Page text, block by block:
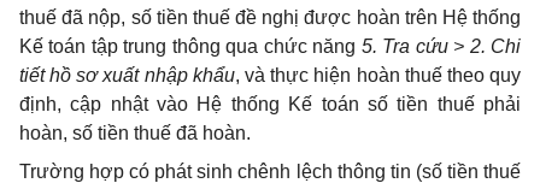
thuế đã nộp, số tiền thuế đề nghị được hoàn trên Hệ thống
Kế toán tập trung thông qua chức năng 5. Tra cứu > 2. Chi
tiết hồ sơ xuất nhập khẩu, và thực hiện hoàn thuế theo quy
định, cập nhật vào Hệ thống Kế toán số tiền thuế phải
hoàn, số tiền thuế đã hoàn.
Trường hợp có phát sinh chênh lệch thông tin (số tiền thuế